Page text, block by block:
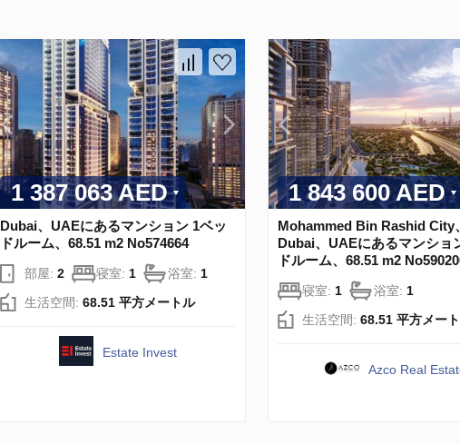
1 387 063 AED
Dubai、UAEにあるマンション 1ベッ
ドルーム、68.51 m2 No574664
部屋: 2 寝室: 1 浴室: 1
生活空間: 68.51 平方メートル
Estate Invest
1 843 600 AED
Mohammed Bin Rashid City
Dubai、UAEにあるマンショ
ドルーム、68.51 m2
寝室: 1 浴室: 1
生活空間: 68.51 平方メー
Azco Real